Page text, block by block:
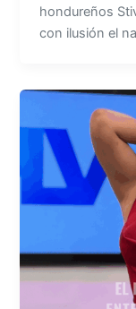
hondureños
con ilusión el